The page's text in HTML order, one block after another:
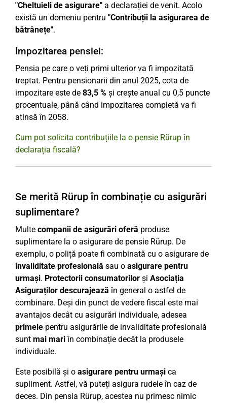
"Cheltuieli de asigurare" a declarației de venit. Acolo
există un domeniu pentru "Contribuții la asigurarea de
bătrânețe".
Impozitarea pensiei:
Pensia pe care o veți primi ulterior va fi impozitată
treptat. Pentru pensionarii din anul 2025, cota de
impozitare este de 83,5 % și crește anual cu 0,5 puncte
procentuale, până când impozitarea completă va fi
atinsă în 2058.
Cum pot solicita contribuțiile la o pensie Rürup în
declarația fiscală?
Se merită Rürup în combinație cu asigurări
suplimentare?
Multe companii de asigurări oferă produse
suplimentare la o asigurare de pensie Rürup. De
exemplu, o poliță poate fi combinată cu o asigurare de
invaliditate profesională sau o asigurare pentru
urmași. Protectorii consumatorilor și Asociația
Asiguraților descurajează în general o astfel de
combinare. Deși din punct de vedere fiscal este mai
avantajos decât cu asigurări individuale, adesea
primele pentru asigurările de invaliditate profesională
sunt mai mariîn combinație decât la produsele
individuale.
Este posibilă și o asigurare pentru urmași ca
supliment. Astfel, vă puteți asigura rudele în caz de
deces. Din pensia Rürup, acestea nu primesc nimic